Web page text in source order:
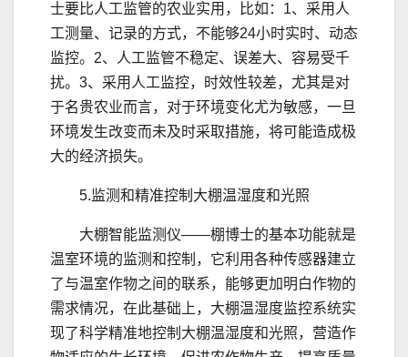
士要比人工监管的农业实用，比如：1、采用人
工测量、记录的方式，不能够24小时实时、动态
监控。2、人工监管不稳定、误差大、容易受千
扰。3、采用人工监控，时效性较差，尤其是对
于名贵农业而言，对于环境变化尤为敏感，一旦
环境发生改变而未及时采取措施，将可能造成极
大的经济损失。
5.监测和精准控制大棚温湿度和光照
大棚智能监测仪——棚博士的基本功能就是
温室环境的监测和控制，它利用各种传感器建立
了与温室作物之间的联系，能够更加明白作物的
需求情况，在此基础上，大棚温湿度监控系统实
现了科学精准地控制大棚温湿度和光照，营造作